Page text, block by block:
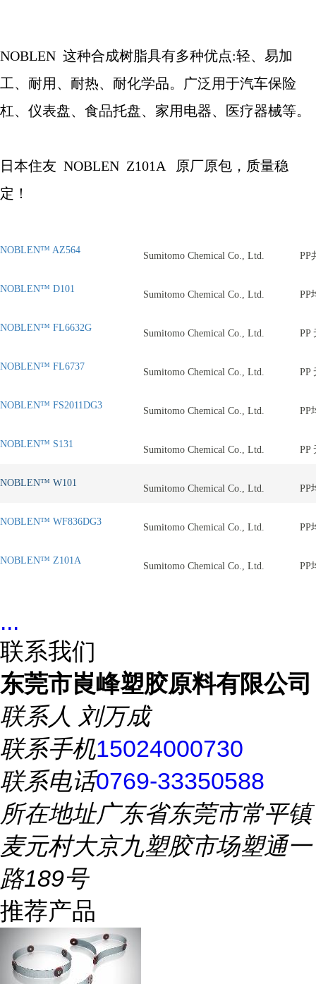
NOBLEN 这种合成树脂具有多种优点:轻、易加
工、耐用、耐热、耐化学品。广泛用于汽车保险
杠、仪表盘、食品托盘、家用电器、医疗器械等。
日本住友 NOBLEN Z101A
原厂原包，质量稳
定！
NOBLEN™ AZ564
Sumitomo Chemical Co., Ltd. PP
NOBLEN™ D101
Sumitomo Chemical Co., Ltd. PP
NOBLEN™ FL6632G
Sumitomo Chemical Co., Ltd. PP
NOBLEN™ FL6737
Sumitomo Chemical Co., Ltd. PP
NOBLEN™ FS2011DG3
Sumitomo Chemical Co., Ltd. PP
NOBLEN™ S131
Sumitomo Chemical Co., Ltd. PP
NOBLEN™ W101
Sumitomo Chemical Co., Ltd. PP
NOBLEN™ WF836DG3
Sumitomo Chemical Co., Ltd. PP
NOBLEN™ Z101A
Sumitomo Chemical Co., Ltd. PP
...
联系我们
东莞市崀峰塑胶原料有限公司
联系人 刘万成
联系手机15024000730
联系电话0769-33350588
所在地址广东省东莞市常平镇
麦元村大京九塑胶市场塑通一
路189号
推荐产品